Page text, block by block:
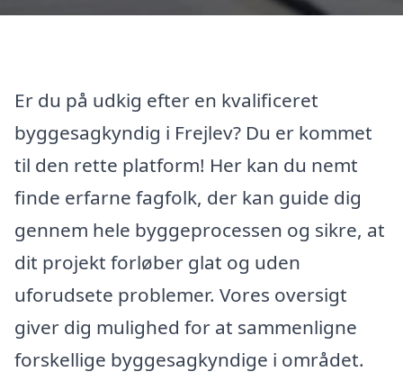
Er du på udkig efter en kvalificeret
byggesagkyndig i Frejlev? Du er kommet
til den rette platform! Her kan du nemt
finde erfarne fagfolk, der kan guide dig
gennem hele byggeprocessen og sikre, at
dit projekt forløber glat og uden
uforudsete problemer. Vores oversigt
giver dig mulighed for at sammenligne
forskellige byggesagkyndige i området.